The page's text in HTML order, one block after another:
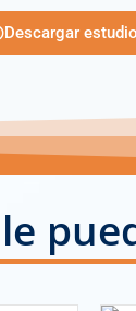
Descargar